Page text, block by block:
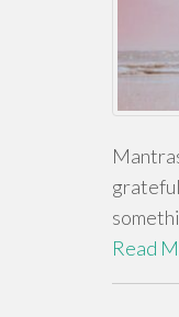
Read